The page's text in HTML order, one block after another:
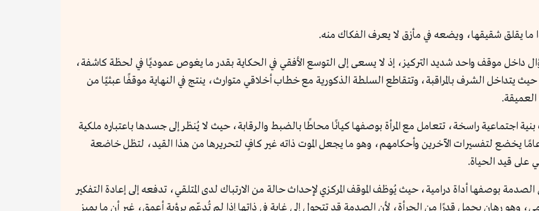
ما يقلق شقيقها، ويضعه في مأزق لا يعرف الفكاك منه.
داخل موقف واحد شديد التركيز، إذ لا يسعى إلى التوسع الأفقي في الحكاية بقدر ما يغوص عموديًا في لحظة كاشفة،
يتداخل الشرف بالمراقبة، وتتقاطع السلطة الذكورية مع خطاب أخلاقي متوارث، ينتج في النهاية موقفًا عبثيًا من
اجتماعية راسخة، تتعامل مع المرأة بوصفها كيانًا محاطًا بالضبط والرقابة، حيث لا يُنظر إلى جسدها باعتباره ملكية
عامًا يخضع لتفسيرات الآخرين وأحكامهم، وهو ما يجعل الموت ذاته غير كافٍ لتحريرها من هذا القيد، لتظل خاضعة
على قيد الحياة.
بوصفها أداة درامية، حيث يُوظف الموقف المركزي لإحداث حالة من الارتباك لدى المتلقي، تدفعه إلى إعادة التفكير
وهو رهان يحمل قدرًا من الجرأة، لأن الصدمة قد تتحول إلى غاية في ذاتها إذا لم تُدعّم برؤية أعمق، غير أن ما يميز